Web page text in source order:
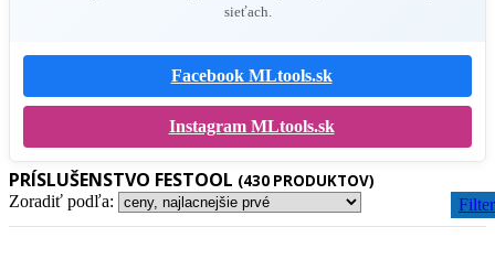
sieťach.
Facebook MLtools.sk
Instagram MLtools.sk
PRÍSLUŠENSTVO FESTOOL (430 PRODUKTOV)
Filter
Zoradiť podľa: